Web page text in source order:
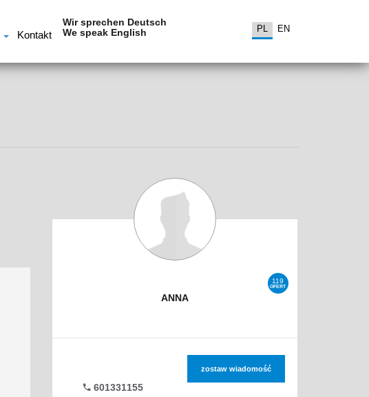
Kontakt
Wir sprechen Deutsch
We speak English
PL EN
119
OFERT
ANNA
601331155
zostaw wiadomość